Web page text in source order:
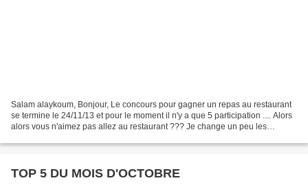
Salam alaykoum, Bonjour, Le concours pour gagner un repas au restaurant
se termine le 24/11/13 et pour le moment il n'y a que 5 participation .... Alors
alors vous n'aimez pas allez au restaurant ??? Je change un peu les
TOP 5 DU MOIS D'OCTOBRE